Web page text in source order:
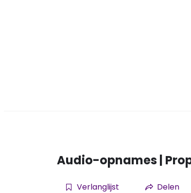
Audio-opnames |
Verlanglijst Delen